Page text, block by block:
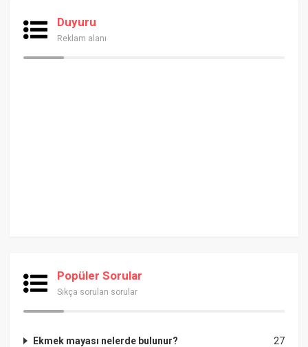
Duyuru
Reklam alanı
Popüler Sorular
Sıkça sorulan sorular
27
Ekmek mayası nelerde bulunur?